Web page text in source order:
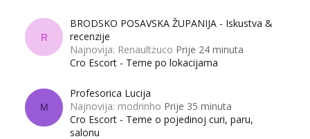
R
BRODSKO POSAVSKA ŽUPANIJA - Iskustva &
recenzije
Najnovija: Renaultżuco Prije 24 minuta
Cro Escort - Teme po lokacijama
M
Profesorica Lucija
Najnovija: modrinho Prije 35 minuta
Cro Escort - Teme o pojedinoj curi, paru,
salonu